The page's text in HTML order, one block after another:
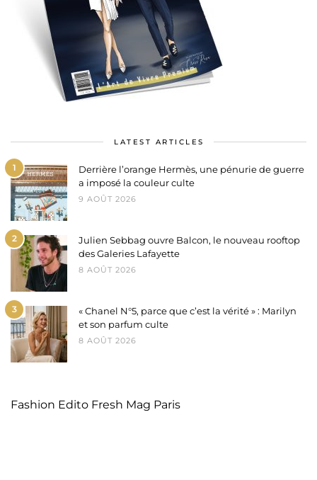
LATEST ARTICLES
1
Derrière l’orange Hermès, une pénurie de guerre
a imposé la couleur culte
9 AOÛT 2026
2
Julien Sebbag ouvre Balcon, le nouveau rooftop
des Galeries Lafayette
8 AOÛT 2026
3
« Chanel N°5, parce que c’est la vérité » : Marilyn
et son parfum culte
8 AOÛT 2026
Fashion Edito Fresh Mag Paris